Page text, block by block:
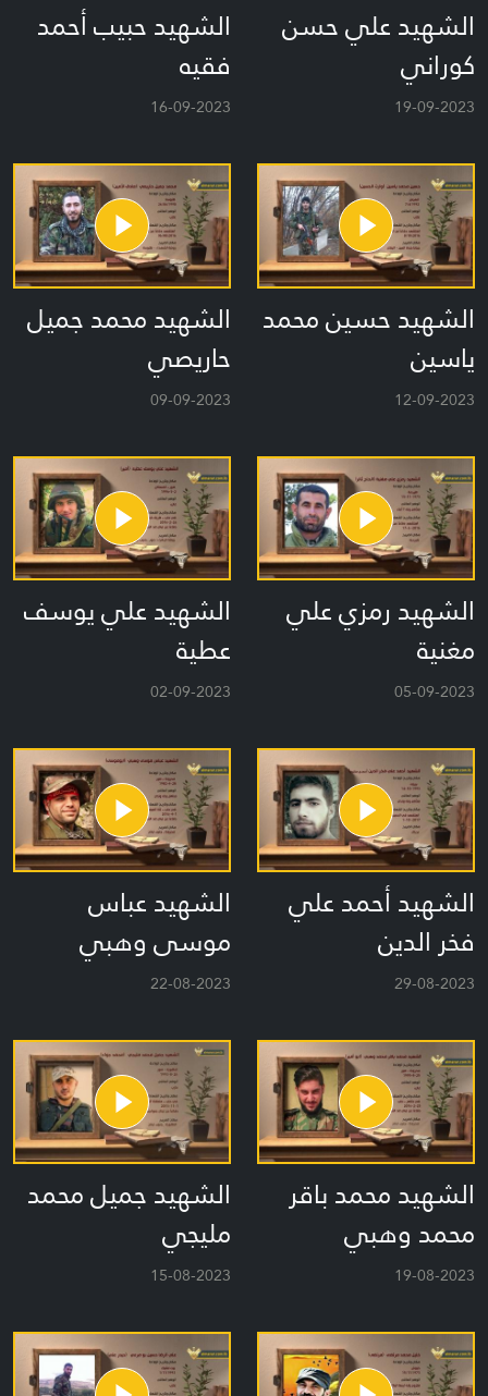
الشهيد علي حسن
كوراني
19-09-2023
الشهيد حبيب أحمد
فقيه
16-09-2023
الشهيد حسين محمد
ياسين
12-09-2023
الشهيد محمد جميل
حاريصي
09-09-2023
الشهيد رمزي علي
مغنية
05-09-2023
الشهيد علي يوسف
عطية
02-09-2023
الشهيد أحمد علي
فخر الدين
29-08-2023
الشهيد عباس
موسى وهبي
22-08-2023
الشهيد محمد باقر
محمد وهبي
19-08-2023
الشهيد جميل محمد
مليجي
15-08-2023